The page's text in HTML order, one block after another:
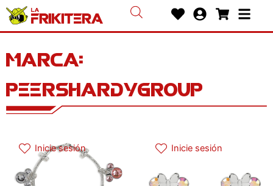
contenido
HeartUser-
circlecart
Bars
Marca:
peershardygroup
Inicie sesión Inicie sesión